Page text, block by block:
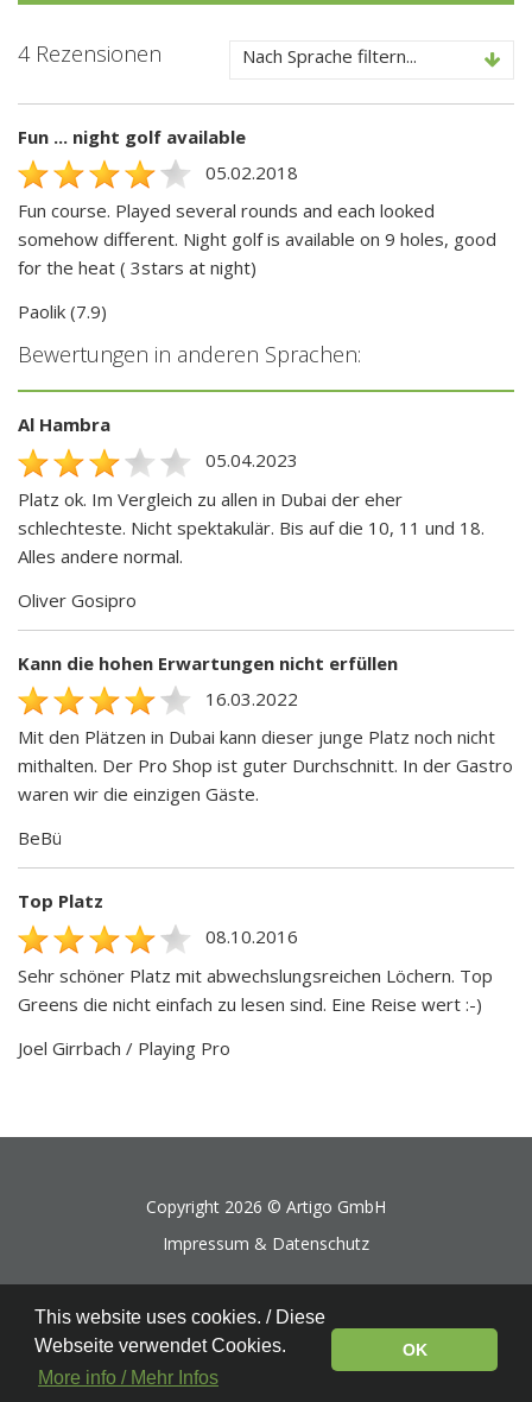
4 Rezensionen Nach Sprache filtern...
Fun ... night golf available
05.02.2018
Fun course. Played several rounds and each looked
somehow different. Night golf is available on 9 holes, good
for the heat ( 3stars at night)
Paolik (7.9)
Bewertungen in anderen Sprachen:
Al Hambra
05.04.2023
Platz ok. Im Vergleich zu allen in Dubai der eher
schlechteste. Nicht spektakulär. Bis auf die 10, 11 und 18.
Alles andere normal.
Oliver Gosipro
Kann die hohen Erwartungen nicht erfüllen
16.03.2022
Mit den Plätzen in Dubai kann dieser junge Platz noch nicht
mithalten. Der Pro Shop ist guter Durchschnitt. In der Gastro
waren wir die einzigen Gäste.
BeBü
Top Platz
08.10.2016
Sehr schöner Platz mit abwechslungsreichen Löchern. Top
Greens die nicht einfach zu lesen sind. Eine Reise wert :-)
Joel Girrbach / Playing Pro
Copyright 2026 © Artigo GmbH
Impressum & Datenschutz
This website uses cookies. / Diese
Webseite verwendet Cookies.
More info / Mehr Infos
OK